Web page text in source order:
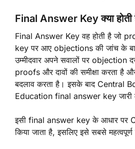
Final Answer Key क्या होती
Final Answer Key वह होती है जो
key पर आए objections की जांच के
उम्मीदवार अपने सवालों पर objection
proofs और दावों की समीक्षा करता है
बदलाव करता है। इसके बाद Central
Education final answer key जारी
इसी final answer key के आधार पर
किया जाता है, इसलिए इसे सबसे महत्वपूर्ण